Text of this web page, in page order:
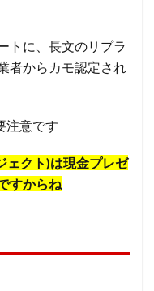
トに、長文のリプラ
者からカモ認定され
注意です
ェクト)は現金プレゼ
すからね